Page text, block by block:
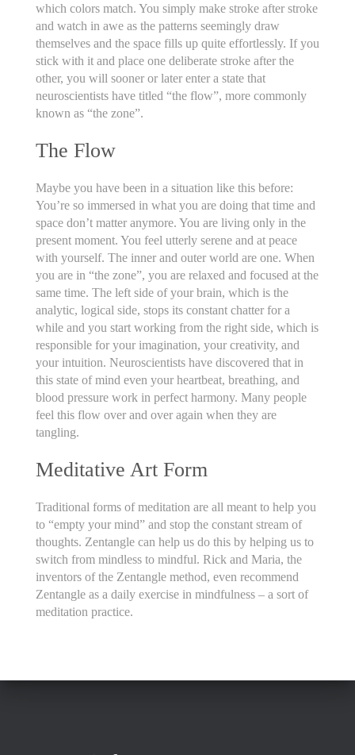
which colors match. You simply make stroke after stroke
and watch in awe as the patterns seemingly draw
themselves and the space fills up quite effortlessly. If you
stick with it and place one deliberate stroke after the
other, you will sooner or later enter a state that
neuroscientists have titled “the flow”, more commonly
known as “the zone”.
The Flow
Maybe you have been in a situation like this before:
You’re so immersed in what you are doing that time and
space don’t matter anymore. You are living only in the
present moment. You feel utterly serene and at peace
with yourself. The inner and outer world are one. When
you are in “the zone”, you are relaxed and focused at the
same time. The left side of your brain, which is the
analytic, logical side, stops its constant chatter for a
while and you start working from the right side, which is
responsible for your imagination, your creativity, and
your intuition. Neuroscientists have discovered that in
this state of mind even your heartbeat, breathing, and
blood pressure work in perfect harmony. Many people
feel this flow over and over again when they are
tangling.
Meditative Art Form
Traditional forms of meditation are all meant to help you
to “empty your mind” and stop the constant stream of
thoughts. Zentangle can help us do this by helping us to
switch from mindless to mindful. Rick and Maria, the
inventors of the Zentangle method, even recommend
Zentangle as a daily exercise in mindfulness – a sort of
meditation practice.